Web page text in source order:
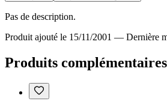
Pas de description.
Produit ajouté le 15/11/2001 — Dernière
Produits